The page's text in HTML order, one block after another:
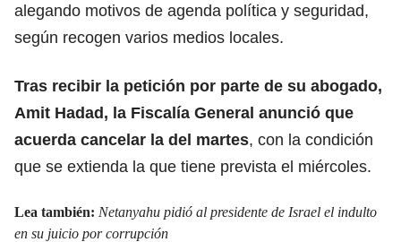
alegando motivos de agenda política y seguridad,
según recogen varios medios locales.
Tras recibir la petición por parte de su abogado,
Amit Hadad, la Fiscalía General anunció que
acuerda cancelar la del martes, con la condición
que se extienda la que tiene prevista el miércoles.
Lea también: Netanyahu pidió al presidente de Israel el indulto
en su juicio por corrupción